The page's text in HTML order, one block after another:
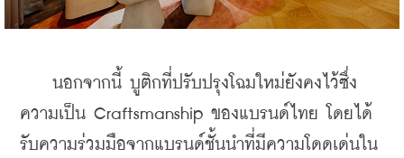
นอกจากนี้ บูติกที่ปรับปรุงโฉมใหม่ยังคงไว้ซึ่ง
ความเป็น Craftsmanship ของแบรนด์ไทย โดยได้
รับความร่วมมือจากแบรนด์ชั้นนำที่มีความโดดเด่นใน